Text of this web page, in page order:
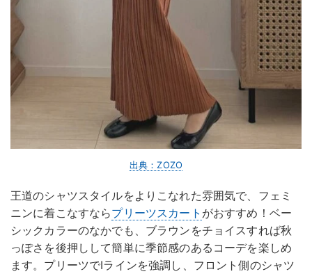
出典：ZOZO
王道のシャツスタイルをよりこなれた雰囲気で、フェミ
ニンに着こなすならプリーツスカート がおすすめ！ベー
シックカラーのなかでも、ブラウンをチョイスすれば秋
っぽさを後押しして簡単に季節感のあるコーデを楽しめ
ます。プリーツでIラインを強調し、フロント側のシャツ